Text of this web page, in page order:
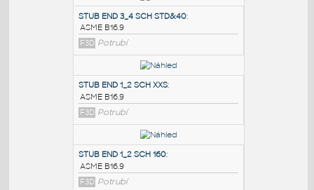
PODOBNÉ BLOKY:
STUB END 3_4 SCH STD&40
ASME B16.9
F3D Potrubí